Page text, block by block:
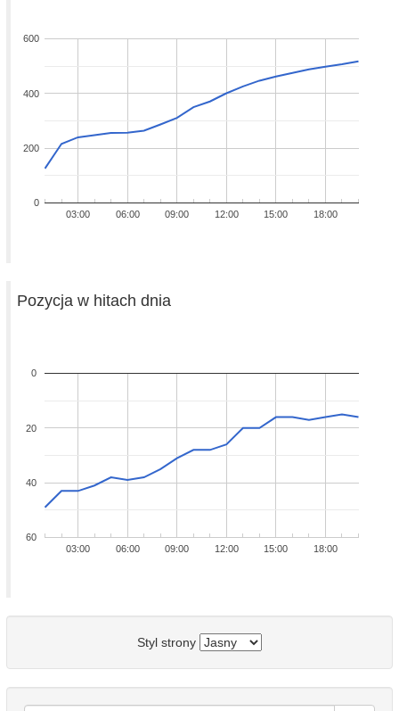
03:00 06:00 09:00 12:00 15:00 18:00
0
200
400
600
Pozycja w hitach dnia
03:00 06:00 09:00 12:00 15:00 18:00
0
20
40
60
Styl strony